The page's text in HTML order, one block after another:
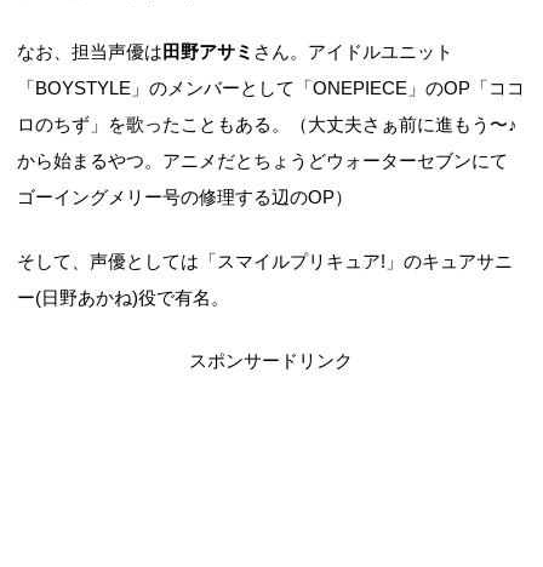
なお、担当声優は 田野アサミ さん。アイドルユニット
「BOYSTYLE」のメンバーとして「ONEPIECE」のOP「ココ
ロのちず」を歌ったこともある。（大丈夫さぁ前に進もう〜♪
から始まるやつ。アニメだとちょうどウォーターセブンにて
ゴーイングメリー号の修理する辺のOP）
そして、声優としては「スマイルプリキュア!」のキュアサニ
ー(日野あかね)役で有名。
スポンサードリンク